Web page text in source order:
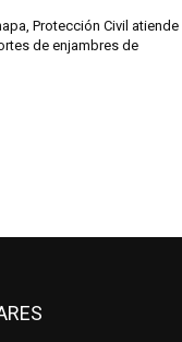
Protección Civil atiende
de enjambres de